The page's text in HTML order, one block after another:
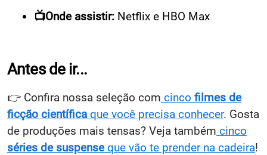
📺Onde assistir: Netflix e HBO Max
Antes de ir...
👉 Confira nossa seleção com cinco filmes de
ficção científica que você precisa conhecer. Gosta
de produções mais tensas? Veja também cinco
séries de suspenseque vão te prender na cadeira!